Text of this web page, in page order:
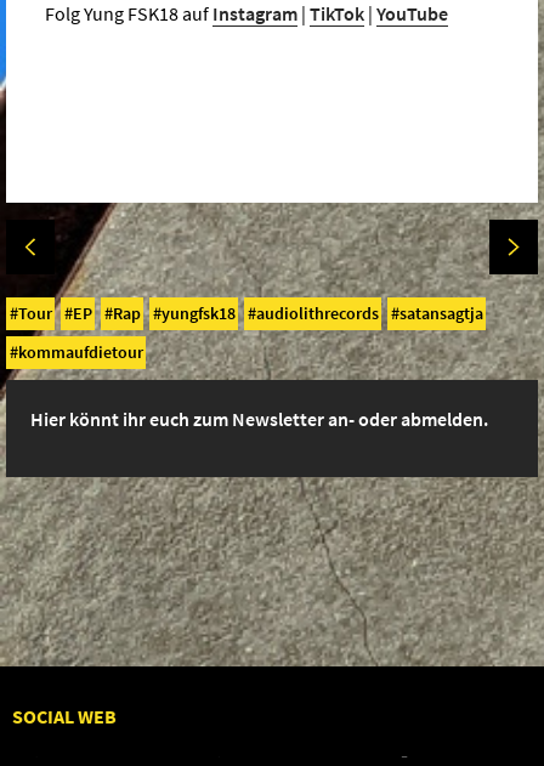
Folg Yung FSK18 auf Instagram | TikTok | YouTube
Tour EP Rap yungfsk18 audiolithrecords
satansagtja
kommaufdietour
Hier könnt ihr euch zum Newsletter an- oder abmelden.
SOCIAL WEB